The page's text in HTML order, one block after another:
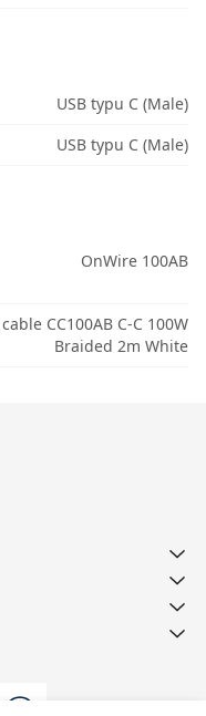
USB typu C (Male)
USB typu C (Male)
OnWire 100AB
CC100AB C-C 100W
Braided 2m White